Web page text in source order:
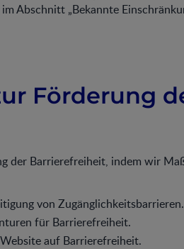
Abschnitt „Bekannte
Förderung
der Barrierefreiheit, indem wir
von Zugänglichkeitsbarrieren.
für Barrierefreiheit.
auf Barrierefreiheit.